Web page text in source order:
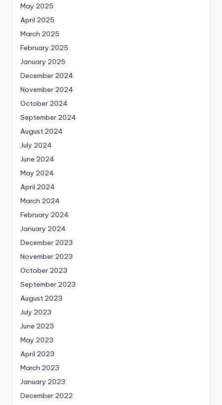
May 2025
April 2025
March 2025
February 2025
January 2025
December 2024
November 2024
October 2024
September 2024
August 2024
July 2024
June 2024
May 2024
April 2024
March 2024
February 2024
January 2024
December 2023
November 2023
October 2023
September 2023
August 2023
July 2023
June 2023
May 2023
April 2023
March 2023
January 2023
December 2022